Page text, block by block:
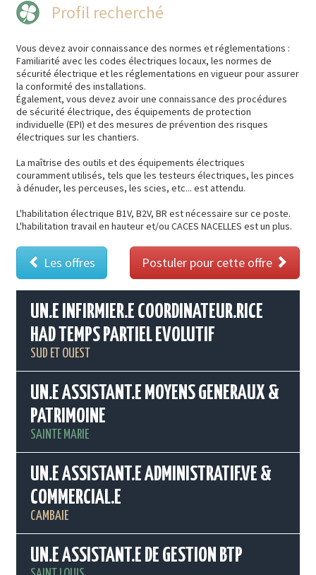
Profil recherché
Vous devez avoir connaissance des normes et réglementations :
Familiarité avec les codes électriques locaux, les normes de
sécurité électrique et les réglementations en vigueur pour assurer
la conformité des installations.
Également, vous devez avoir une connaissance des procédures
de sécurité électrique, des équipements de protection
individuelle (EPI) et des mesures de prévention des risques
électriques sur les chantiers.
La maîtrise des outils et des équipements électriques
couramment utilisés, tels que les testeurs électriques, les pinces
à dénuder, les perceuses, les scies, etc... est attendu.
L'habilitation électrique B1V, B2V, BR est nécessaire sur ce poste.
L'habilitation travail en hauteur et/ou CACES NACELLES est un plus.
Postuler pour cette offre
Les offres
UN.E INFIRMIER.E COORDINATEUR.RICE
HAD TEMPS PARTIEL EVOLUTIF
SUD ET OUEST
UN.E ASSISTANT.E MOYENS GENERAUX &
PATRIMOINE
SAINTE MARIE
UN.E ASSISTANT.E ADMINISTRATIF.VE &
COMMERCIAL.E
CAMBAIE
UN.E ASSISTANT.E DE GESTION BTP